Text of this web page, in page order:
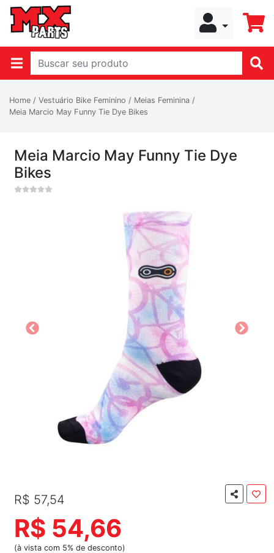
Home / Vestuário Bike Feminino / Meias Feminina /
Meia Marcio May Funny Tie Dye Bikes
Meia Marcio May Funny Tie Dye
Bikes
R$ 57,54
R$ 54,66
(à vista com 5% de desconto)